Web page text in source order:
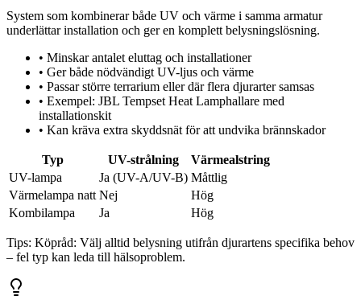
System som kombinerar både UV och värme i samma armatur
underlättar installation och ger en komplett belysningslösning.
• Minskar antalet eluttag och installationer
• Ger både nödvändigt UV-ljus och värme
• Passar större terrarium eller där flera djurarter samsas
• Exempel: JBL Tempset Heat Lamphallare med
installationskit
• Kan kräva extra skyddsnät för att undvika brännskador
Typ UV-strålning
Värmealstring
UV-lampa
Ja (UV-A/UV-B) Måttlig
Värmelampa natt Nej
Hög
Kombilampa
Ja Hög
Tips: Köpråd: Välj alltid belysning utifrån djurartens specifika behov
– fel typ kan leda till hälsoproblem.